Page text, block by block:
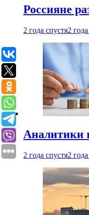
Россияне
2 года спустя2
Аналитики
2 года спустя2